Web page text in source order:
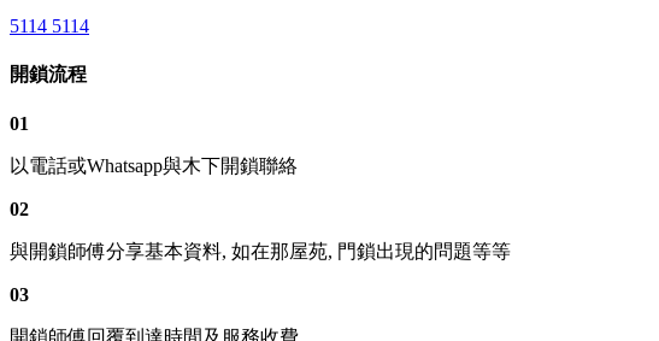
5114 5114
開鎖流程
01
以電話或Whatsapp與木下開鎖聯絡
02
與開鎖師傅分享基本資料, 如在那屋苑, 門鎖出現的問題等等
03